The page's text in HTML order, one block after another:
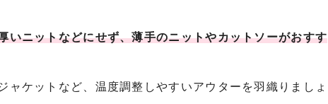
いニットなどにせず、薄手のニットやカットソーがおすす
ャケットなど、温度調整しやすいアウターを羽織りましょ